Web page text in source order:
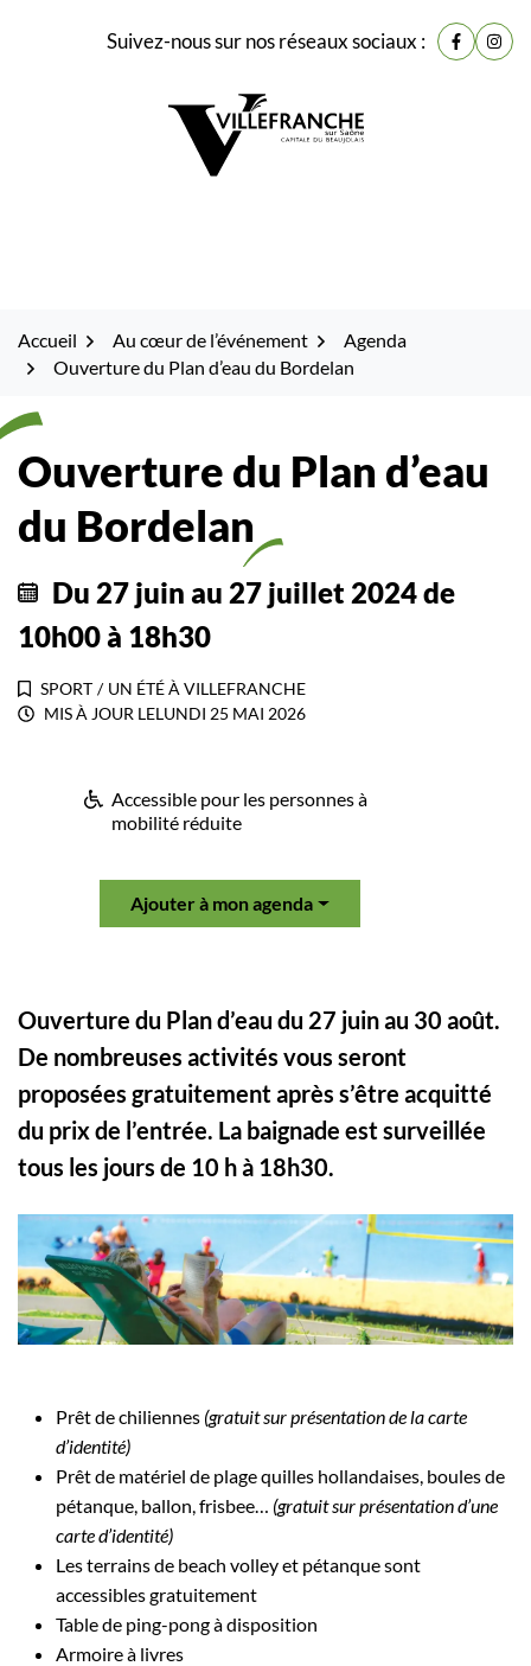
Suivez-nous sur nos réseaux sociaux : Lien vers
Lien
Accueil Au cœur de l’événement
Agenda
Ouverture du Plan d’eau du Bordelan
Ouverture du Plan d’eau
du Bordelan
Du 27 juin au 27 juillet 2024de
10h00 à 18h30
SPORT / UN ÉTÉ À VILLEFRANCHE
MIS À JOUR LELUNDI 25 MAI 2026
Accessible pour les personnes à
mobilité réduite
Ajouter à mon agenda
Ouverture du Plan d’eau du 27 juin au 30 août.
De nombreuses activités vous seront
proposées gratuitement après s’être acquitté
du prix de l’entrée. La baignade est surveillée
tous les jours de 10 h à 18h30.
Prêt de chiliennes (gratuit sur présentation de la carte
d’identité)
Prêt de matériel de plage quilles hollandaises, boules de
pétanque, ballon, frisbee… (gratuit sur présentation d’une
carte d’identité)
Les terrains de beach volley et pétanque sont
accessibles gratuitement
Table de ping-pong à disposition
Armoire à livres